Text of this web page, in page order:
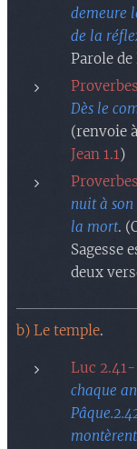
demeure
de la
Parole
Dès le
(renvoie
Jean 1.1)
nuit à
la mort.
Sagesse
deux
b) Le temple.
Luc
chaque